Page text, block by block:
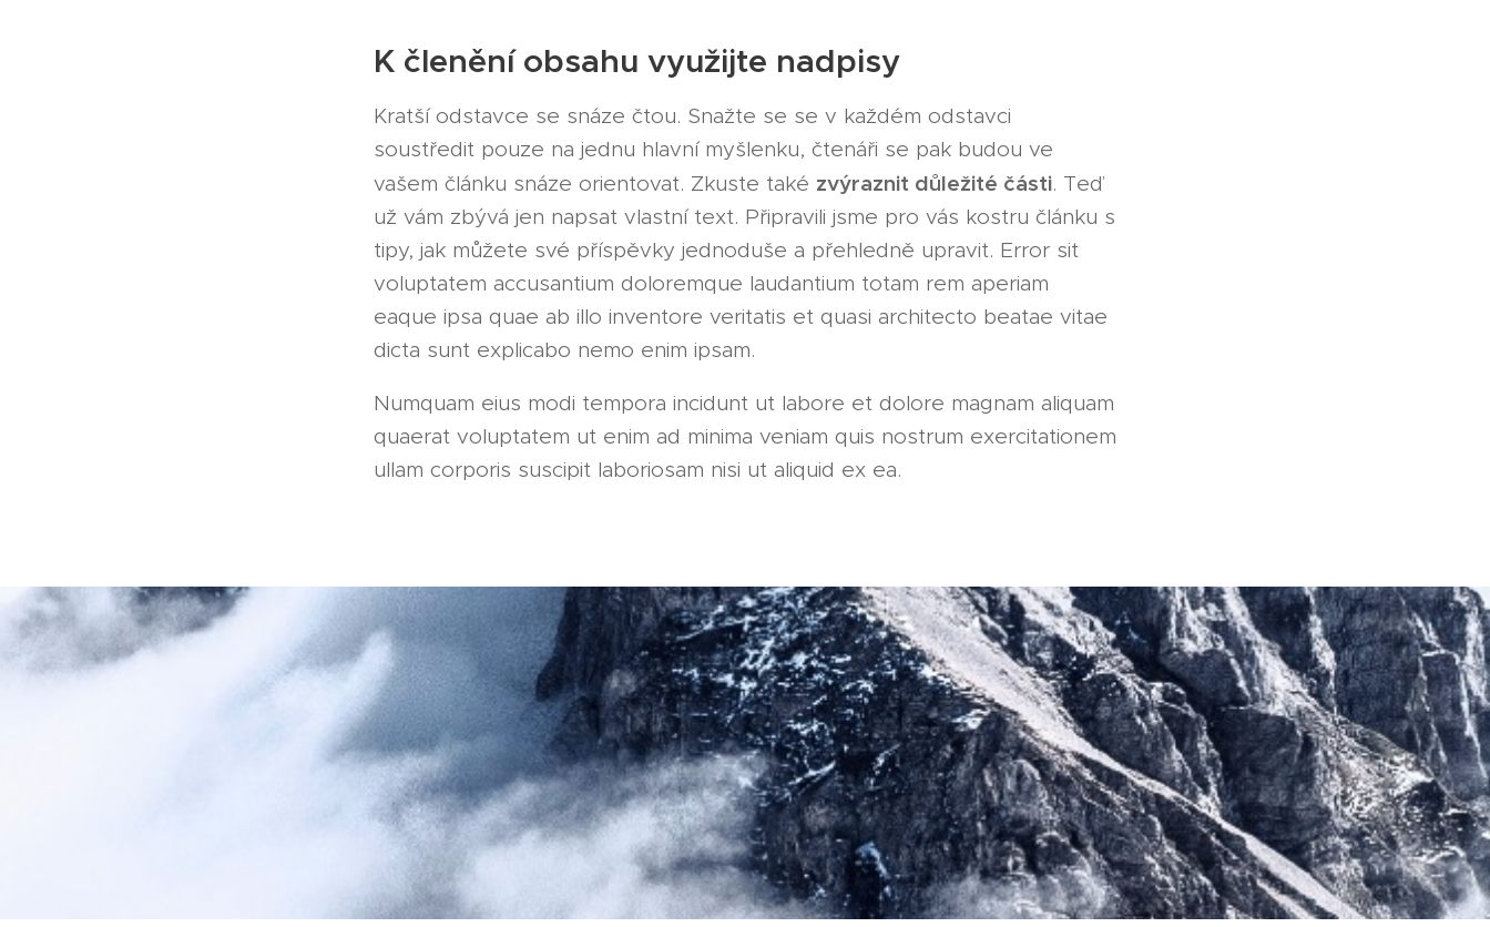
K členění obsahu využijte nadpisy
Kratší odstavce se snáze čtou. Snažte se se v každém odstavci
soustředit pouze na jednu hlavní myšlenku, čtenáři se pak budou ve
vašem článku snáze orientovat. Zkuste také zvýraznit důležité části. Teď
už vám zbývá jen napsat vlastní text. Připravili jsme pro vás kostru článku s
tipy, jak můžete své příspěvky jednoduše a přehledně upravit. Error sit
voluptatem accusantium doloremque laudantium totam rem aperiam
eaque ipsa quae ab illo inventore veritatis et quasi architecto beatae vitae
dicta sunt explicabo nemo enim ipsam.
Numquam eius modi tempora incidunt ut labore et dolore magnam aliquam
quaerat voluptatem ut enim ad minima veniam quis nostrum exercitationem
ullam corporis suscipit laboriosam nisi ut aliquid ex ea.